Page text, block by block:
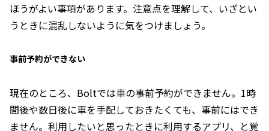
ほうがよい事項があります。注意点を理解して、いざとい
うときに混乱しないように気をつけましょう。
事前予約ができない
現在のところ、Boltでは車の事前予約ができません。1時
間後や数日後に車を手配しておきたくても、事前にはでき
ません。利用したいと思ったときに利用するアプリ、と覚